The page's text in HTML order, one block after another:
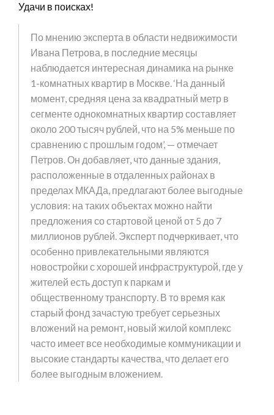
Удачи в поисках!
По мнению эксперта в области недвижимости
Ивана Петрова, в последние месяцы
наблюдается интересная динамика на рынке
1-комнатных квартир в Москве. ‘На данный
момент, средняя цена за квадратный метр в
сегменте однокомнатных квартир составляет
около 200 тысяч рублей, что на 5% меньше по
сравнению с прошлым годом’, — отмечает
Петров. Он добавляет, что данные здания,
расположенные в отдаленных районах в
пределах МКАДа, предлагают более выгодные
условия: на таких объектах можно найти
предложения со стартовой ценой от 5 до 7
миллионов рублей. Эксперт подчеркивает, что
особенно привлекательными являются
новостройки с хорошей инфраструктурой, где у
жителей есть доступ к паркам и
общественному транспорту. В то время как
старый фонд зачастую требует серьезных
вложений на ремонт, новый жилой комплекс
часто имеет все необходимые коммуникации и
высокие стандарты качества, что делает его
более выгодным вложением.